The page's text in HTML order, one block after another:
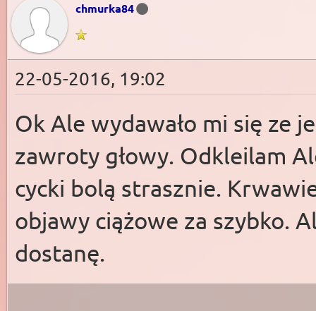
chmurka84
22-05-2016, 19:02
Ok Ale wydawało mi się ze
zawroty głowy. Odkleilam
cycki bolą strasznie.
objawy ciążowe za szybko.
dostanę.